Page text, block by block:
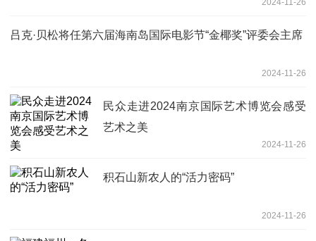
吕克·贝松将任第六届海南岛国际电影节“金椰奖”评委会主席
2024-11-26
民众走进2024南京国际艺术博览会感受
艺术之美
2024-11-26
积石山新农人的“活力密码”
2024-11-26